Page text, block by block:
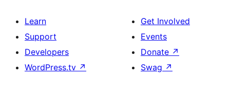
Learn
Support
Developers
WordPress.tv ↗
Get Involved
Events
Donate ↗
Swag ↗